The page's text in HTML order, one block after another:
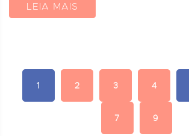
LEIA MAIS
1 2 3 4
7 9